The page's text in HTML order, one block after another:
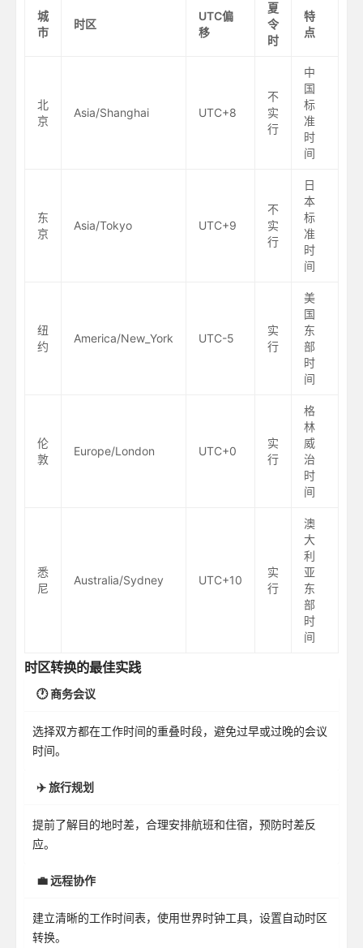
城
市
时区
UTC偏
移
夏
令
时
特
点
北
京
Asia/Shanghai UTC+8
不
实
行
中
国
标
准
时
间
东
京
Asia/Tokyo UTC+9
不
实
行
日
本
标
准
时
间
纽
约
America/New_York UTC-5
实
行
美
国
东
部
时
间
伦
敦
Europe/London UTC+0
实
行
格
林
威
治
时
间
悉
尼
Australia/Sydney UTC+10
实
行
澳
大
利
亚
东
部
时
间
时区转换的最佳实践
🕐 商务会议
选择双方都在工作时间的重叠时段，避免过早或过晚的会议
时间。
✈️ 旅行规划
提前了解目的地时差，合理安排航班和住宿，预防时差反
应。
💼 远程协作
建立清晰的工作时间表，使用世界时钟工具，设置自动时区
转换。